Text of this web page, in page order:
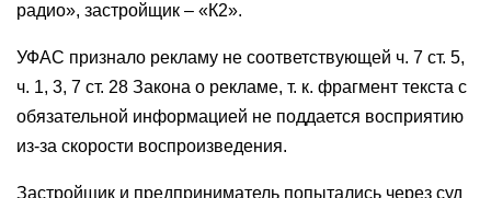
радио», застройщик – «К2».
УФАС признало рекламу не соответствующей ч. 7 ст. 5,
ч. 1, 3, 7 ст. 28 Закона о рекламе, т. к. фрагмент текста с
обязательной информацией не поддается восприятию
из-за скорости воспроизведения.
Застройщик и предприниматель попытались через суд